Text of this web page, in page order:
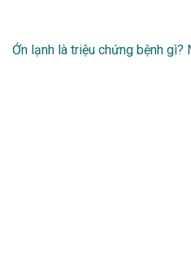
Ớn lạnh là triệu chứng bệnh gì?